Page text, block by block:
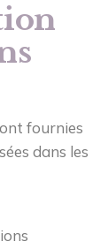
fournies
dans les